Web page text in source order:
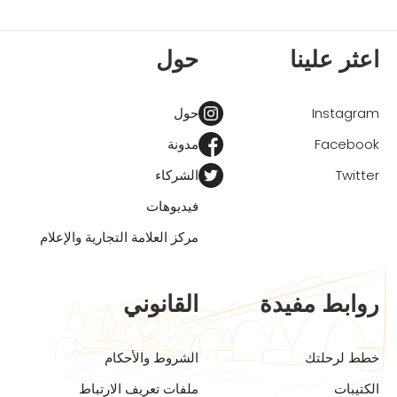
اعثر علينا
Instagram
Facebook
Twitter
حول
حول
مدونة
الشركاء
فيديوهات
مركز العلامة التجارية والإعلام
روابط مفيدة
خطط لرحلتك
الكتيبات
القانوني
الشروط والأحكام
ملفات تعريف الارتباط